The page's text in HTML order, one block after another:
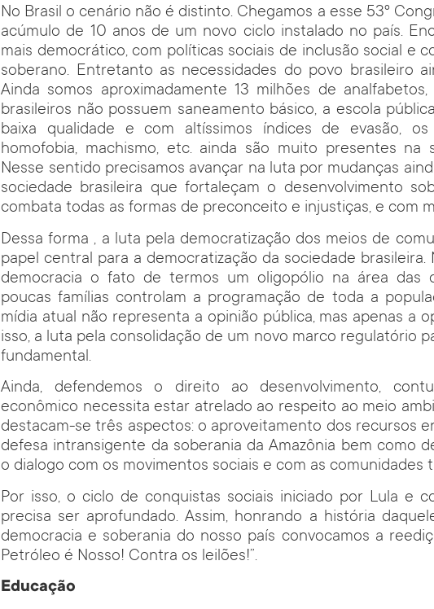
No Brasil o cenário não é distinto. Chegamos a esse 53º
acúmulo de 10 anos de um novo ciclo instalado no país.
mais democrático, com políticas sociais de inclusão social e
soberano. Entretanto as necessidades do povo brasileiro
Ainda somos aproximadamente 13 milhões de
brasileiros não possuem saneamento básico, a escola
baixa qualidade e com altíssimos índices de evasão,
homofobia, machismo, etc. ainda são muito presentes na
Nesse sentido precisamos avançar na luta por mudanças
sociedade brasileira que fortaleçam o desenvolvimento
combata todas as formas de preconceito e injustiças, e com
Dessa forma , a luta pela democratização dos meios de
papel central para a democratização da sociedade brasileira.
democracia o fato de termos um oligopólio na área das
poucas famílias controlam a programação de toda a
mídia atual não representa a opinião pública, mas apenas a
isso, a luta pela consolidação de um novo marco regulatório
fundamental.
Ainda, defendemos o direito ao desenvolvimento,
econômico necessita estar atrelado ao respeito ao meio
destacam-se três aspectos: o aproveitamento dos recursos
defesa intransigente da soberania da Amazônia bem como
o dialogo com os movimentos sociais e com as comunidades
Por isso, o ciclo de conquistas sociais iniciado por Lula e
precisa ser aprofundado. Assim, honrando a história
democracia e soberania do nosso país convocamos a
Petróleo é Nosso! Contra os leilões!”.
Educação